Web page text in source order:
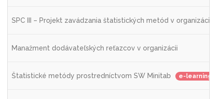
SPC III – Projekt zavádzania štatistických metód v organizácii
Manažment dodávateľských reťazcov v organizácii
Štatistické metódy prostredníctvom SW Minitab e-learning